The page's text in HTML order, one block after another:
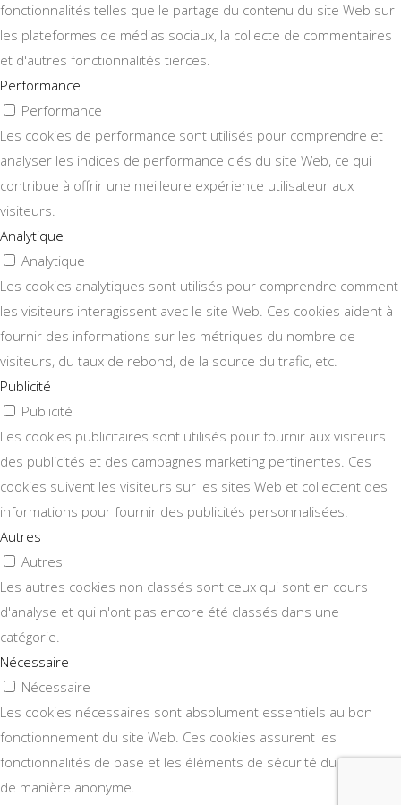
fonctionnalités telles que le partage du contenu du site Web sur
les plateformes de médias sociaux, la collecte de commentaires
et d'autres fonctionnalités tierces.
Performance
Performance
Les cookies de performance sont utilisés pour comprendre et
analyser les indices de performance clés du site Web, ce qui
contribue à offrir une meilleure expérience utilisateur aux
visiteurs.
Analytique
Analytique
Les cookies analytiques sont utilisés pour comprendre comment
les visiteurs interagissent avec le site Web. Ces cookies aident à
fournir des informations sur les métriques du nombre de
visiteurs, du taux de rebond, de la source du trafic, etc.
Publicité
Publicité
Les cookies publicitaires sont utilisés pour fournir aux visiteurs
des publicités et des campagnes marketing pertinentes. Ces
cookies suivent les visiteurs sur les sites Web et collectent des
informations pour fournir des publicités personnalisées.
Autres
Autres
Les autres cookies non classés sont ceux qui sont en cours
d'analyse et qui n'ont pas encore été classés dans une
catégorie.
Nécessaire
Nécessaire
Les cookies nécessaires sont absolument essentiels au bon
fonctionnement du site Web. Ces cookies assurent les
fonctionnalités de base et les éléments de sécurité du site Web,
de manière anonyme.